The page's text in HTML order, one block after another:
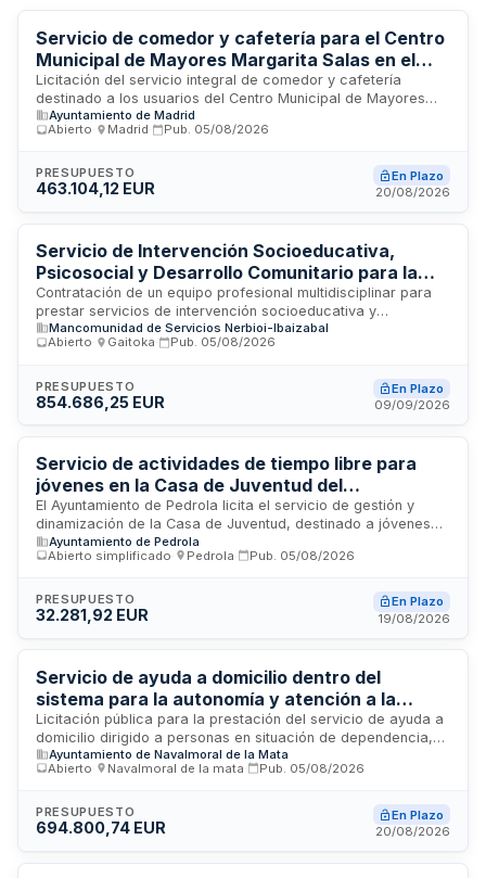
Servicio de comedor y cafetería para el Centro
Municipal de Mayores Margarita Salas en el
Distrito de Latina con productos de comercio
justo
Licitación del servicio integral de comedor y cafetería
destinado a los usuarios del Centro Municipal de Mayores
Margarita Salas, ubicado en el Distrito de Latina. El contrato
incluye la prestación de soporte profesional, técnico y
comedor, con énfasis en la incorporación de productos de
comercio justo producidos bajo criterios de respeto a
asumirá la responsabilidad de la gestión del personal,
organización del servicio y mantenimiento de instalaciones,
excepto suministros básicos.
Ayuntamiento de Madrid
Abierto
Madrid Pub. 05/08/2026
PRESUPUESTO
463.104,12 EUR
En Plazo
20/08/2026
Servicio de Intervención Socioeducativa,
Psicosocial y Desarrollo Comunitario para la
Mancomunidad de Servicios Nerbioi-Ibaizabal
Contratación de un equipo profesional multidisciplinar para
prestar servicios de intervención socioeducativa y
psicosocial en los municipios de Arakaldo, Arrankudiaga-
Zollo, Ugao-Miraballes y Zeberio. El servicio incluye
atención psicosocial, apoyo a personas cuidadoras,
prevención de adicciones y promoción de la salud. Se dirige
la prevención de desigualdades e intervención en
situaciones de riesgo de desprotección, exclusión social y
dependencia, bajo la supervisión del Área de Servicios
Sociales.
Mancomunidad de Servicios Nerbioi-Ibaizabal
Abierto
Gaitoka Pub. 05/08/2026
PRESUPUESTO
854.686,25 EUR
En Plazo
09/09/2026
Servicio de actividades de tiempo libre para
jóvenes en la Casa de Juventud del
Ayuntamiento de Pedrola
El Ayuntamiento de Pedrola licita el servicio de gestión y
dinamización de la Casa de Juventud, destinado a jóvenes
de entre doce y treinta años. El contrato incluye la ejecución
de un proyecto de intervención socioeducativa con
orientadas a fomentar la participación juvenil, promover un
ocio saludable y contribuir al desarrollo personal y social de
las instalaciones municipales de la Casa de Juventud y otros
espacios que sean necesarios.
Ayuntamiento de Pedrola
Abierto simplificado
Pedrola Pub. 05/08/2026
PRESUPUESTO
32.281,92 EUR
En Plazo
19/08/2026
Servicio de ayuda a domicilio dentro del
sistema para la autonomía y atención a la
dependencia
Licitación pública para la prestación del servicio de ayuda a
domicilio dirigido a personas en situación de dependencia,
dentro del marco del Sistema para la Autonomía y Atención a
la Dependencia. El servicio se ejecutará mediante
adjudicación. El contrato incluye obligaciones especiales de
ejecución y se financia parcialmente con cofinanciación de
Ayuntamiento de Navalmoral de la Mata
Abierto
Navalmoral de la mata Pub. 05/08/2026
PRESUPUESTO
694.800,74 EUR
En Plazo
20/08/2026